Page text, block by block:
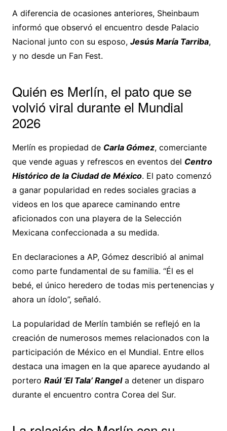
A diferencia de ocasiones anteriores, Sheinbaum
informó que observó el encuentro desde Palacio
Nacional junto con su esposo, Jesús María Tarriba,
y no desde un Fan Fest.
Quién es Merlín, el pato que se
volvió viral durante el Mundial
2026
Merlín es propiedad de Carla Gómez, comerciante
que vende aguas y refrescos en eventos del Centro
Histórico de la Ciudad de México. El pato comenzó
a ganar popularidad en redes sociales gracias a
videos en los que aparece caminando entre
aficionados con una playera de la Selección
Mexicana confeccionada a su medida.
En declaraciones a AP, Gómez describió al animal
como parte fundamental de su familia. “Él es el
bebé, el único heredero de todas mis pertenencias y
ahora un ídolo”, señaló.
La popularidad de Merlín también se reflejó en la
creación de numerosos memes relacionados con la
participación de México en el Mundial. Entre ellos
destaca una imagen en la que aparece ayudando al
portero Raúl ‘El Tala’ Rangela detener un disparo
durante el encuentro contra Corea del Sur.